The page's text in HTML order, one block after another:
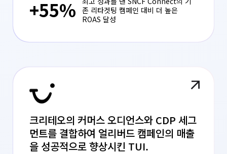
+55%
존 리타겟팅 캠페인 대비 더 높은
ROAS 달성
크리테오의 커머스 오디언스와 CDP 세그
먼트를 결합하여 얼리버드 캠페인의 매출
을 성공적으로 향상시킨 TUI.